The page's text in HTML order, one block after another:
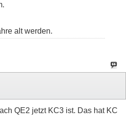
alt werden.
QE2 jetzt KC3 ist. Das hat KC